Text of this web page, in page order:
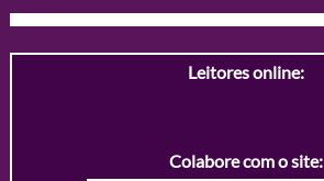
Leitores online:
Colabore com o site: